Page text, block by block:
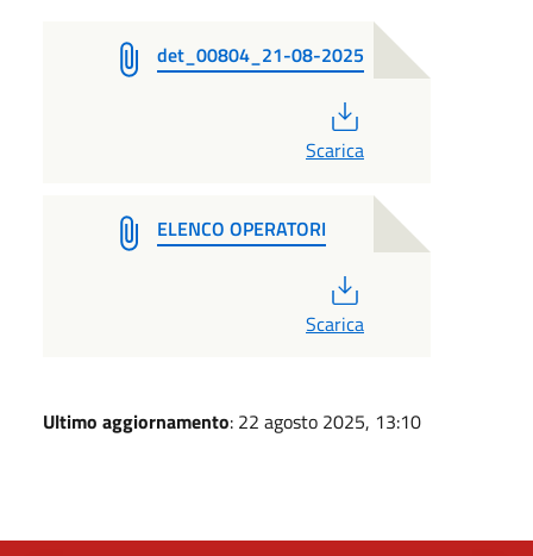
det_00804_21-08-2025
Scarica
ELENCO OPERATORI
Scarica
Ultimo aggiornamento: 22 agosto 2025, 13:10